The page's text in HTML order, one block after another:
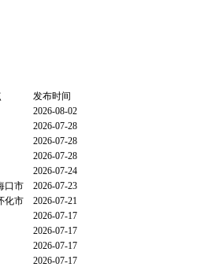
发布时间
2026-08-02
2026-07-28
2026-07-28
2026-07-28
2026-07-24
口市
2026-07-23
化市
2026-07-21
2026-07-17
2026-07-17
2026-07-17
2026-07-17